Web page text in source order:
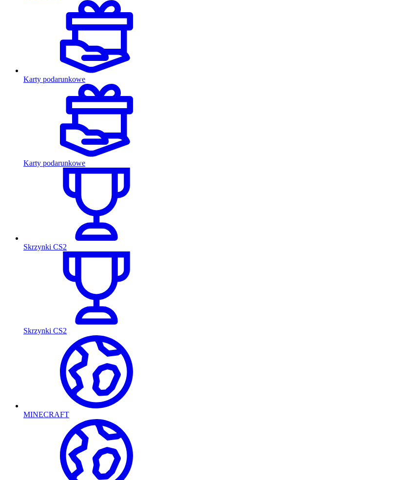
Karty podarunkowe
Karty podarunkowe
Skrzynki CS2
Skrzynki CS2
MINECRAFT